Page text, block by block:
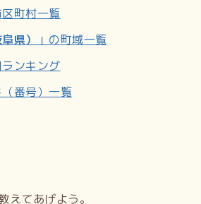
月11日、那加町西市場外六ケ所大字
年（昭和38年）4月1日に各務原市
に改称する。
合、学区は以下の通りとなる。
区町村一覧
県）
」の町域一覧
ンキング
番号）一覧
えてあげよう。